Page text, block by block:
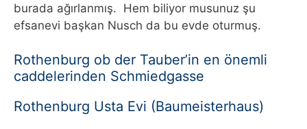
burada ağırlanmış. Hem biliyor musunuz şu
efsanevi başkan Nusch da bu evde oturmuş.
Rothenburg ob der Tauber’in en önemli
caddelerinden Schmiedgasse
Rothenburg Usta Evi (Baumeisterhaus)